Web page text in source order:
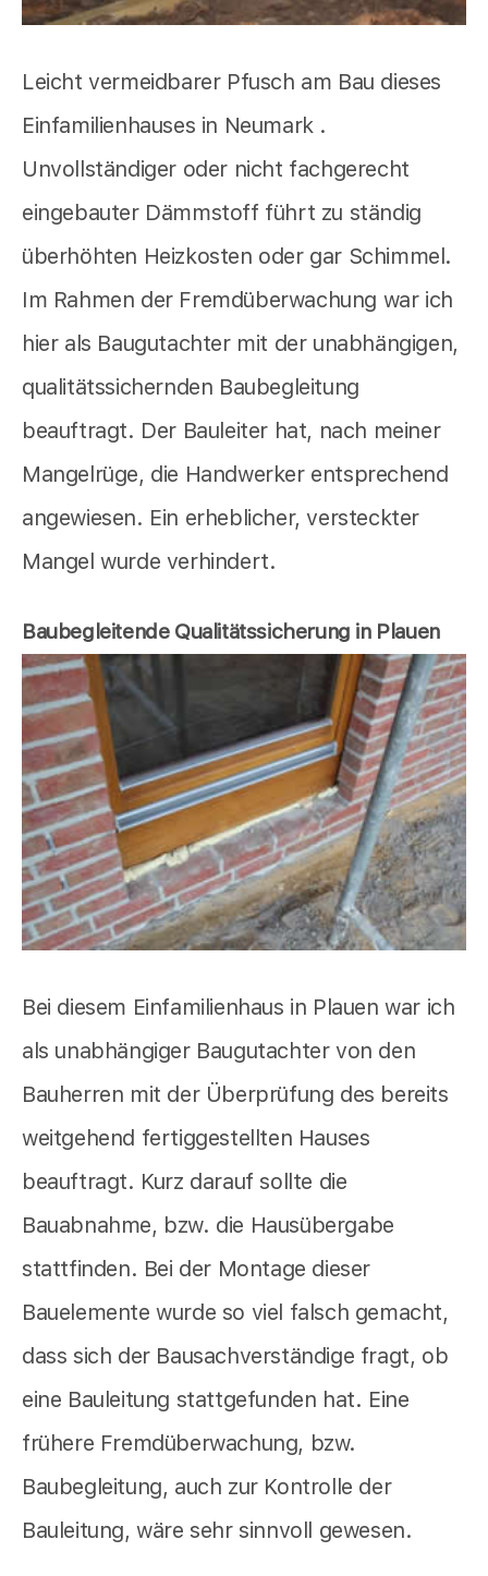
Leicht vermeidbarer Pfusch am Bau dieses
Einfamilienhauses in Neumark .
Unvollständiger oder nicht fachgerecht
eingebauter Dämmstoff führt zu ständig
überhöhten Heizkosten oder gar Schimmel.
Im Rahmen der Fremdüberwachung war ich
hier als Baugutachter mit der unabhängigen,
qualitätssichernden Baubegleitung
beauftragt. Der Bauleiter hat, nach meiner
Mangelrüge, die Handwerker entsprechend
angewiesen. Ein erheblicher, versteckter
Mangel wurde verhindert.
Baubegleitende Qualitätssicherung in Plauen
Bei diesem Einfamilienhaus in Plauen war ich
als unabhängiger Baugutachter von den
Bauherren mit der Überprüfung des bereits
weitgehend fertiggestellten Hauses
beauftragt. Kurz darauf sollte die
Bauabnahme, bzw. die Hausübergabe
stattfinden. Bei der Montage dieser
Bauelemente wurde so viel falsch gemacht,
dass sich der Bausachverständige fragt, ob
eine Bauleitung stattgefunden hat. Eine
frühere Fremdüberwachung, bzw.
Baubegleitung, auch zur Kontrolle der
Bauleitung, wäre sehr sinnvoll gewesen.